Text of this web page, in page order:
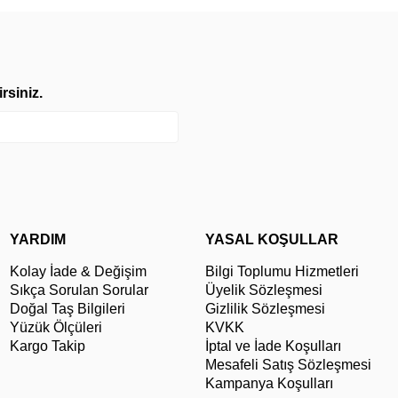
YARDIM
Kolay İade & Değişim
Sıkça Sorulan Sorular
Doğal Taş Bilgileri
Yüzük Ölçüleri
Kargo Takip
YASAL KOŞULLAR
Bilgi Toplumu Hizmetleri
Üyelik Sözleşmesi
Gizlilik Sözleşmesi
KVKK
İptal ve İade Koşulları
Mesafeli Satış Sözleşmesi
Kampanya Koşulları